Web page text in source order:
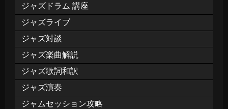
ジャズドラム 講座
ジャズライブ
ジャズ対談
ジャズ楽曲解説
ジャズ歌詞和訳
ジャズ演奏
ジャムセッション攻略